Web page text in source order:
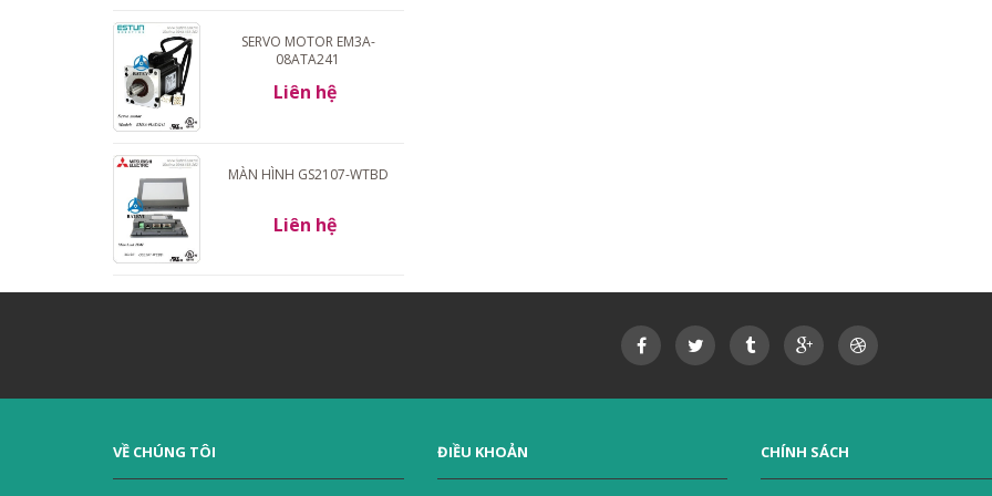
SERVO MOTOR EM3A-
08ATA241
Liên hệ
MÀN HÌNH GS2107-WTBD
Liên hệ
VỀ CHÚNG TÔI ĐIỀU KHOẢN CHÍNH SÁCH